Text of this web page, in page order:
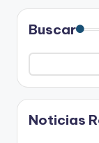
Buscar
Noticias